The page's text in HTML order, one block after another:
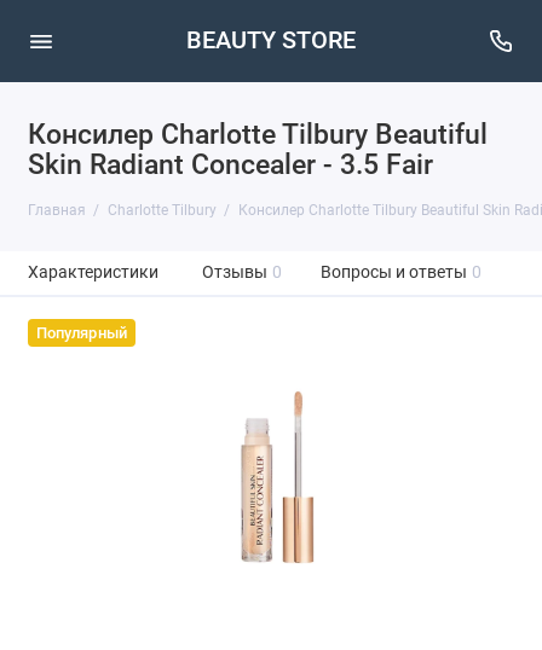
BEAUTY STORE
Консилер Charlotte Tilbury Beautiful
Skin Radiant Concealer - 3.5 Fair
Главная Charlotte Tilbury Консилер Charlotte Tilbury Beautiful Skin
Характеристики Отзывы 0 Вопросы и ответы 0
Популярный